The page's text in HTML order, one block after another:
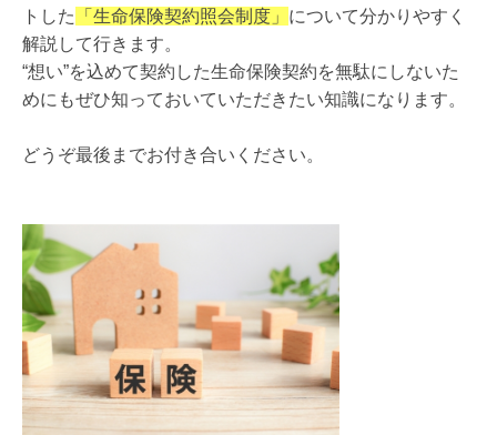
トした
「生命保険契約照会制度」 について分かりやすく
解説して行きます。
“想い”を込めて契約した生命保険契約を無駄にしないた
めにもぜひ知っておいていただきたい知識になります。
どうぞ最後までお付き合いください。